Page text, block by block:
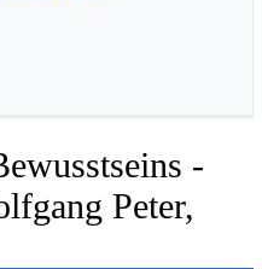
-
Peter,